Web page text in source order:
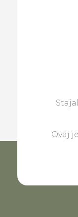
Ovaj